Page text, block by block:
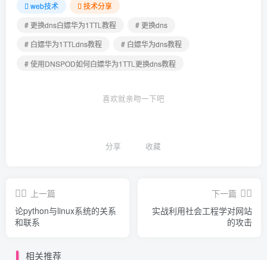
web技术
技术分享
# 更换dns白嫖华为1TTL教程
# 更换dns
# 白嫖华为1TTLdns教程
# 白嫖华为dns教程
# 使用DNSPOD如何白嫖华为1TTL更换dns教程
喜欢就亲吻一下吧
分享 收藏
上一篇
论python与linux系统的关系
和联系
下一篇
实战利用社会工程学对网站
的攻击
相关推荐